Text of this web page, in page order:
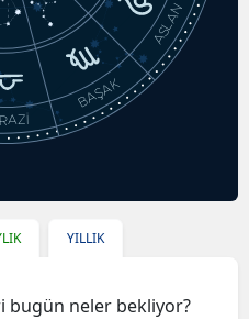
ASLAN
BAŞAK
YILLIK
bugün neler bekliyor?